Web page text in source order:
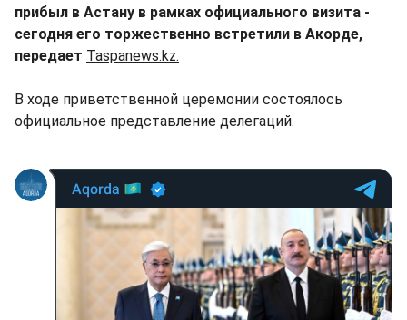
прибыл в Астану в рамках официального визита -
сегодня его торжественно встретили в Акорде,
передает Taspanews.kz.
В ходе приветственной церемонии состоялось
официальное представление делегаций.